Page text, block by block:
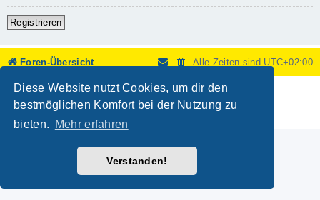
Diese Website nutzt Cookies, um dir den
bestmöglichen Komfort bei der Nutzung zu
bieten.
Mehr erfahren
Verstanden!
Registrieren
Foren-Übersicht Alle Zeiten sind UTC+02:00
Powered byphpBB® Forum Software © phpBB Limited
Deutsche Übersetzung durchphpBB.de